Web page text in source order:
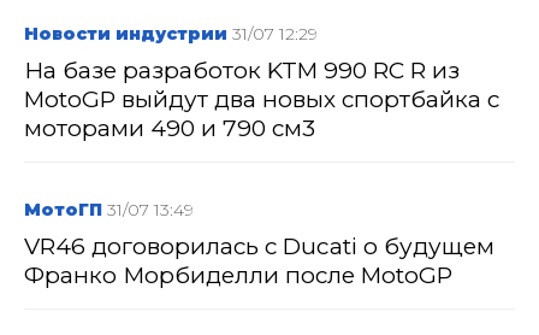
Новости индустрии 31/07 12:29
На базе разработок KTM 990 RC R из
MotoGP выйдут два новых спортбайка с
моторами 490 и 790 см3
МотоГП 31/07 13:49
VR46 договорилась с Ducati о будущем
Франко Морбиделли после MotoGP